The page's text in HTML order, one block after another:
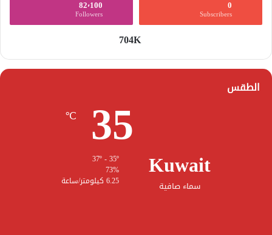
0
Subscribers
82٬100
Followers
704K
الطقس
Kuwait
سماء صافية
35
℃
73%
6.25 كيلومتر/ساعة